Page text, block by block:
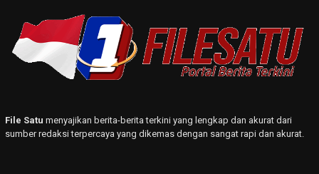
File Satu menyajikan berita-berita terkini yang lengkap dan akurat dari
sumber redaksi terpercaya yang dikemas dengan sangat rapi dan akurat.